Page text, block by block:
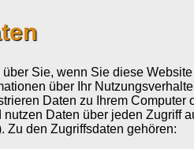
Sie, wenn Sie diese
über Ihr
Daten zu Ihrem Computer
Daten über jeden Zugriff
Zu den Zugriffsdaten gehören: